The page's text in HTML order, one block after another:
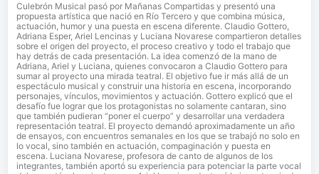
Culebrón Musical pasó por Mañanas Compartidas y presentó una
propuesta artística que nació en Río Tercero y que combina música,
actuación, humor y una puesta en escena diferente. Claudio Gottero,
Adriana Esper, Ariel Lencinas y Luciana Novarese compartieron detalles
sobre el origen del proyecto, el proceso creativo y todo el trabajo que
hay detrás de cada presentación. La idea comenzó de la mano de
Adriana, Ariel y Luciana, quienes convocaron a Claudio Gottero para
sumar al proyecto una mirada teatral. El objetivo fue ir más allá de un
espectáculo musical y construir una historia en escena, incorporando
personajes, vínculos, movimientos y actuación. Gottero explicó que el
desafío fue lograr que los protagonistas no solamente cantaran, sino
que también pudieran “poner el cuerpo” y desarrollar una verdadera
representación teatral. El proyecto demandó aproximadamente un año
de ensayos, con encuentros semanales en los que se trabajó no solo en
lo vocal, sino también en actuación, compaginación y puesta en
escena. Luciana Novarese, profesora de canto de algunos de los
integrantes, también aportó su experiencia para potenciar la parte vocal